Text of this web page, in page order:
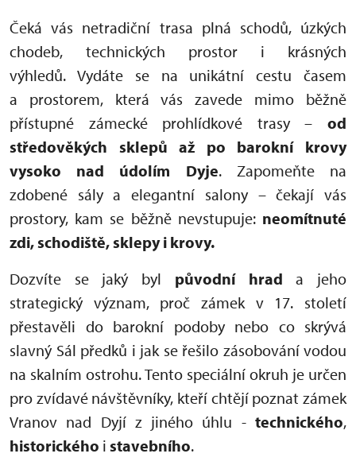
Čeká vás netradiční trasa plná schodů, úzkých
chodeb, technických prostor i krásných
výhledů. Vydáte se na unikátní cestu časem
a prostorem, která vás zavede mimo běžně
přístupné zámecké prohlídkové trasy – od
středověkých sklepů až po barokní krovy
vysoko nad údolím Dyje. Zapomeňte na
zdobené sály a elegantní salony – čekají vás
prostory, kam se běžně nevstupuje: neomítnuté
zdi, schodiště, sklepy i krovy.
Dozvíte se jaký byl původní hrada jeho
strategický význam, proč zámek v 17. století
přestavěli do barokní podoby nebo co skrývá
slavný Sál předků i jak se řešilo zásobování vodou
na skalním ostrohu. Tento speciální okruh je určen
pro zvídavé návštěvníky, kteří chtějí poznat zámek
Vranov nad Dyjí z jiného úhlu - technického,
historického i stavebního.